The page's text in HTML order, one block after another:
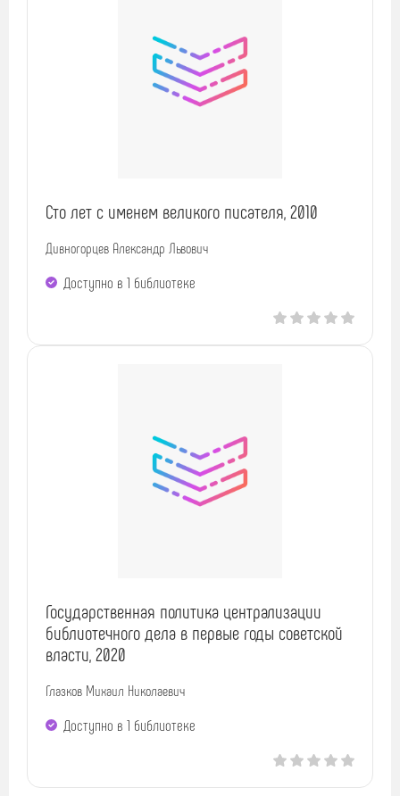
Сто лет с именем великого писателя, 2010
Дивногорцев Александр Львович
Доступно в 1 библиотекe
Государственная политика централизации
библиотечного дела в первые годы советской
власти, 2020
Глазков Михаил Николаевич
Доступно в 1 библиотекe